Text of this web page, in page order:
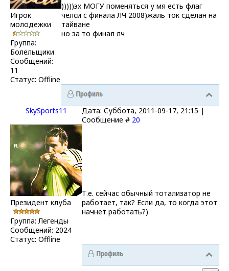
Игрок
молодежки
Группа:
Болельщики
Сообщений:
11
Статус: Offline
)))))эх МОГУ поменяться у мя есть флаг
челси с финала ЛЧ 2008)жаль ток сделан на
тайване
но за то финал лч
SkySports11
Дата: Суббота, 2011-09-17, 21:15 |
Сообщение # 20
Президент клуба
Группа: Легенды
Сообщений: 2024
Статус: Offline
Т.е. сейчас обычный тотализатор не
работает, так? Если да, то когда этот
начнет работать?)